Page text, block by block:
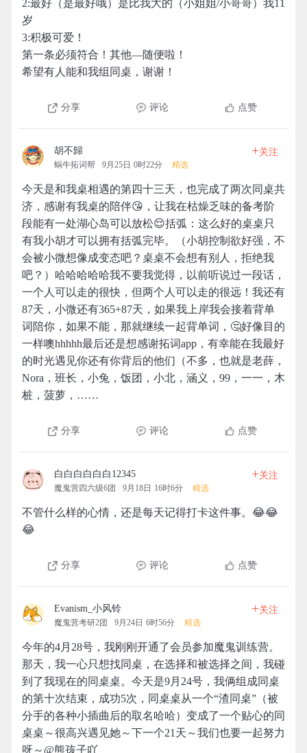
2:最好（是最好哦）是比我大的（小姐姐/小哥哥）我11
岁
3:积极可爱！
第一条必须符合！其他—随便啦！
希望有人能和我组同桌，谢谢！
分享 评论 点赞
胡不歸
蜗牛拓词帮 9月25日 0时22分 精选
+关注
今天是和我桌相遇的第四十三天，也完成了两次同桌共
济，感谢有我桌的陪伴😘，让我在枯燥乏味的备考阶
段能有一处湖心岛可以放松😌括弧：这么好的桌桌只
有我小胡才可以拥有括弧完毕。（小胡控制欲好强，不
会被小微想像成变态吧？桌桌不会想有别人，拒绝我
吧？）哈哈哈哈哈我不要我觉得，以前听说过一段话，
一个人可以走的很快，但两个人可以走的很远！我还有
87天，小微还有365+87天，如果我上岸我会接着背单
词陪你，如果不能，那就继续一起背单词，🤔好像目的
一样噢hhhhh最后还是想感谢拓词app，有幸能在我最好
的时光遇见你还有你背后的他们（不多，也就是老薛，
Nora，班长，小兔，饭团，小北，涵义，99，一一，木
桩，菠萝，……
分享 评论 点赞
白白白白白白12345
魔鬼营四六级6团 9月18日 16时6分 精选
+关注
不管什么样的心情，还是每天记得打卡这件事。😂😂
😂
分享 评论 点赞
Evanism_小风铃
魔鬼营考研2团 9月24日 6时56分 精选
+关注
今年的4月28号，我刚刚开通了会员参加魔鬼训练营。
那天，我一心只想找同桌，在选择和被选择之间，我碰
到了我现在的同桌桌。今天是9月24号，我俩组成同桌
的第十次结束，成功5次，同桌桌从一个“渣同桌”（被
分手的各种小插曲后的取名哈哈）变成了一个贴心的同
桌桌～很高兴遇见她～下一个21天～我们也要一起努力
呀～@熊孩子吖